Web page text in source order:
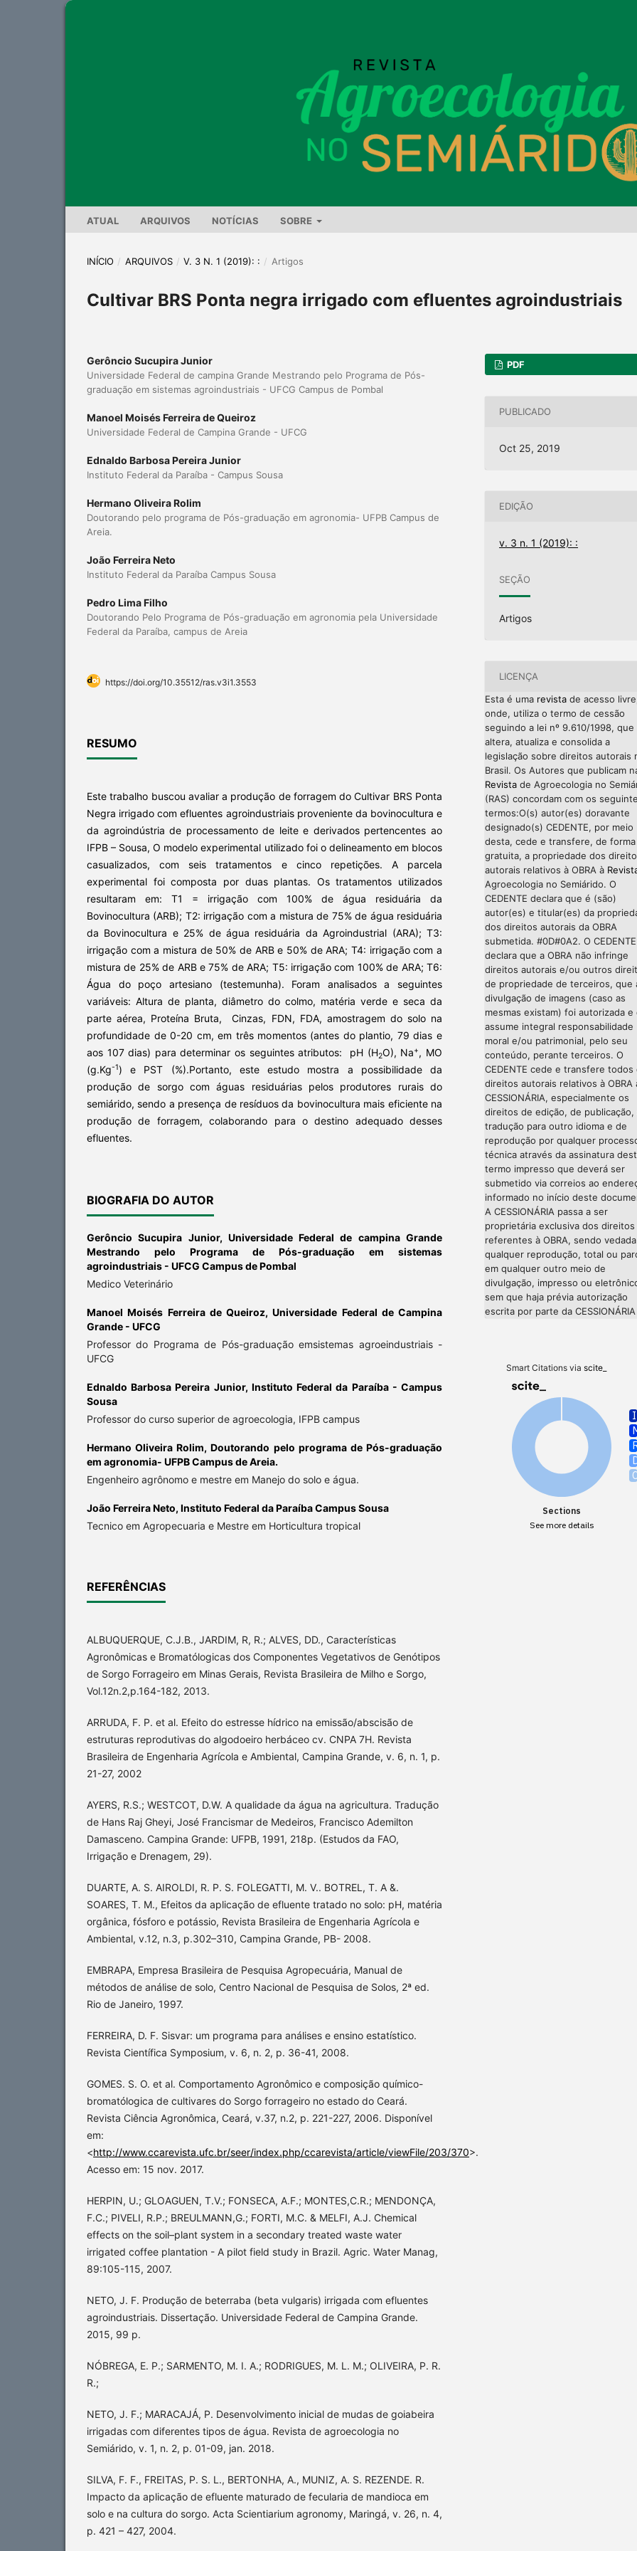
ATUAL ARQUIVOS NOTÍCIAS SOBRE
INÍCIO / ARQUIVOS / V. 3 N. 1 (2019): : / Artigos
Cultivar BRS Ponta negra irrigado com efluentes agroindustriais
Gerôncio Sucupira Junior
Universidade Federal de campina Grande Mestrando pelo Programa de Pós-
graduação em sistemas agroindustriais - UFCG Campus de Pombal
Manoel Moisés Ferreira de Queiroz
Universidade Federal de Campina Grande - UFCG
Ednaldo Barbosa Pereira Junior
Instituto Federal da Paraíba - Campus Sousa
Hermano Oliveira Rolim
Doutorando pelo programa de Pós-graduação em agronomia- UFPB Campus de
Areia.
João Ferreira Neto
Instituto Federal da Paraíba Campus Sousa
Pedro Lima Filho
Doutorando Pelo Programa de Pós-graduação em agronomia pela Universidade
Federal da Paraíba, campus de Areia
https://doi.org/10.35512/ras.v3i1.3553
RESUMO
Este trabalho buscou avaliar a produção de forragem do Cultivar BRS Ponta
Negra irrigado com efluentes agroindustriais proveniente da bovinocultura e
da agroindústria de processamento de leite e derivados pertencentes ao
IFPB – Sousa, O modelo experimental utilizado foi o delineamento em blocos
casualizados, com seis tratamentos e cinco repetições. A parcela
experimental foi composta por duas plantas. Os tratamentos utilizados
resultaram em: T1 = irrigação com 100% de água residuária da
Bovinocultura (ARB); T2: irrigação com a mistura de 75% de água residuária
da Bovinocultura e 25% de água residuária da Agroindustrial (ARA); T3:
irrigação com a mistura de 50% de ARB e 50% de ARA; T4: irrigação com a
mistura de 25% de ARB e 75% de ARA; T5: irrigação com 100% de ARA; T6:
Água do poço artesiano (testemunha). Foram analisados a seguintes
variáveis: Altura de planta, diâmetro do colmo, matéria verde e seca da
parte aérea, Proteína Bruta, Cinzas, FDN, FDA, amostragem do solo na
profundidade de 0-20 cm, em três momentos (antes do plantio, 79 dias e
aos 107 dias) para determinar os seguintes atributos: pH (H2O), Na+, MO
(g.Kg-1) e PST (%).Portanto, este estudo mostra a possibilidade da
produção de sorgo com águas residuárias pelos produtores rurais do
semiárido, sendo a presença de resíduos da bovinocultura mais eficiente na
produção de forragem, colaborando para o destino adequado desses
efluentes.
BIOGRAFIA DO AUTOR
Gerôncio Sucupira Junior, Universidade Federal de campina Grande
Mestrando pelo Programa de Pós-graduação em sistemas
agroindustriais - UFCG Campus de Pombal
Medico Veterinário
Manoel Moisés Ferreira de Queiroz,Universidade Federal de Campina
Grande - UFCG
Professor do Programa de Pós-graduação emsistemas agroeindustriais -
UFCG
Ednaldo Barbosa Pereira Junior, Instituto Federal da Paraíba - Campus
Sousa
Professor do curso superior de agroecologia, IFPB campus
Hermano Oliveira Rolim,Doutorando pelo programa de Pós-graduação
em agronomia- UFPB Campus de Areia.
Engenheiro agrônomo e mestre em Manejo do solo e água.
João Ferreira Neto, Instituto Federal da Paraíba Campus Sousa
Tecnico em Agropecuaria e Mestre em Horticultura tropical
REFERÊNCIAS
ALBUQUERQUE, C.J.B., JARDIM, R, R.; ALVES, DD., Características
Agronômicas e Bromatólogicas dos Componentes Vegetativos de Genótipos
de Sorgo Forrageiro em Minas Gerais, Revista Brasileira de Milho e Sorgo,
Vol.12n.2,p.164-182, 2013.
ARRUDA, F. P. et al. Efeito do estresse hídrico na emissão/abscisão de
estruturas reprodutivas do algodoeiro herbáceo cv. CNPA 7H. Revista
Brasileira de Engenharia Agrícola e Ambiental, Campina Grande, v. 6, n. 1, p.
21-27, 2002
AYERS, R.S.; WESTCOT, D.W. A qualidade da água na agricultura. Tradução
de Hans Raj Gheyi, José Francismar de Medeiros, Francisco Ademilton
Damasceno. Campina Grande: UFPB, 1991, 218p. (Estudos da FAO,
Irrigação e Drenagem, 29).
DUARTE, A. S. AIROLDI, R. P. S. FOLEGATTI, M. V.. BOTREL, T. A &.
SOARES, T. M., Efeitos da aplicação de efluente tratado no solo: pH, matéria
orgânica, fósforo e potássio, Revista Brasileira de Engenharia Agrícola e
Ambiental, v.12, n.3, p.302–310, Campina Grande, PB- 2008.
EMBRAPA, Empresa Brasileira de Pesquisa Agropecuária, Manual de
métodos de análise de solo, Centro Nacional de Pesquisa de Solos, 2ª ed.
Rio de Janeiro, 1997.
FERREIRA, D. F. Sisvar: um programa para análises e ensino estatístico.
Revista Científica Symposium, v. 6, n. 2, p. 36-41, 2008.
GOMES. S. O. et al. Comportamento Agronômico e composição químico-
bromatólogica de cultivares do Sorgo forrageiro no estado do Ceará.
Revista Ciência Agronômica, Ceará, v.37, n.2, p. 221-227, 2006. Disponível
em:
<http://www.ccarevista.ufc.br/seer/index.php/ccarevista/article/viewFile/203/370>.
Acesso em: 15 nov. 2017.
HERPIN, U.; GLOAGUEN, T.V.; FONSECA, A.F.; MONTES,C.R.; MENDONÇA,
F.C.; PIVELI, R.P.; BREULMANN,G.; FORTI, M.C. & MELFI, A.J. Chemical
effects on the soil–plant system in a secondary treated waste water
irrigated coffee plantation - A pilot field study in Brazil. Agric. Water Manag,
89:105-115, 2007.
NETO, J. F. Produção de beterraba (beta vulgaris) irrigada com efluentes
agroindustriais. Dissertação. Universidade Federal de Campina Grande.
2015, 99 p.
NÓBREGA, E. P.; SARMENTO, M. I. A.; RODRIGUES, M. L. M.; OLIVEIRA, P. R.
R.;
NETO, J. F.; MARACAJÁ, P. Desenvolvimento inicial de mudas de goiabeira
irrigadas com diferentes tipos de água. Revista de agroecologia no
Semiárido, v. 1, n. 2, p. 01-09, jan. 2018.
SILVA, F. F., FREITAS, P. S. L., BERTONHA, A., MUNIZ, A. S. REZENDE. R.
Impacto da aplicação de efluente maturado de fecularia de mandioca em
solo e na cultura do sorgo. Acta Scientiarium agronomy, Maringá, v. 26, n. 4,
p. 421 – 427, 2004.
PDF
PUBLICADO
Oct 25, 2019
EDIÇÃO
v. 3 n. 1 (2019): :
SEÇÃO
Artigos
LICENÇA
Esta é uma revista de acesso
onde, utiliza o termo de cessão
seguindo a lei nº 9.610/1998, que
altera, atualiza e consolida a
legislação sobre direitos autorais
Brasil. Os Autores que publicam
Revista de Agroecologia no
(RAS) concordam com os
termos:O(s) autor(es) doravante
designado(s) CEDENTE, por meio
desta, cede e transfere, de forma
gratuita, a propriedade dos
autorais relativos à OBRA à
Agroecologia no Semiárido. O
CEDENTE declara que é (são)
autor(es) e titular(es) da
dos direitos autorais da OBRA
submetida. #0D#0A2. O CEDENTE
declara que a OBRA não infringe
direitos autorais e/ou outros
de propriedade de terceiros, que
divulgação de imagens (caso as
mesmas existam) foi autorizada e
assume integral responsabilidade
moral e/ou patrimonial, pelo seu
conteúdo, perante terceiros. O
CEDENTE cede e transfere todos
direitos autorais relativos à OBRA
CESSIONÁRIA, especialmente os
direitos de edição, de publicação,
tradução para outro idioma e de
reprodução por qualquer
técnica através da assinatura
termo impresso que deverá ser
submetido via correios ao
informado no início deste
A CESSIONÁRIA passa a ser
proprietária exclusiva dos direitos
referentes à OBRA, sendo vedada
qualquer reprodução, total ou
em qualquer outro meio de
divulgação, impresso ou
sem que haja prévia autorização
escrita por parte da CESSIONÁRIA
Smart Citations via scite_
Sections
See more details